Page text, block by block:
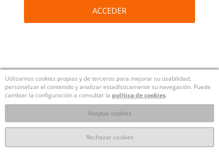
Utilizamos cookies propias y de terceros para mejorar su usabilidad,
personalizar el contenido y analizar estadísticamente su navegación. Puede
cambiar la configuración o consultar la política de cookies.
Aceptar cookies
Rechazar cookies
ACCEDER